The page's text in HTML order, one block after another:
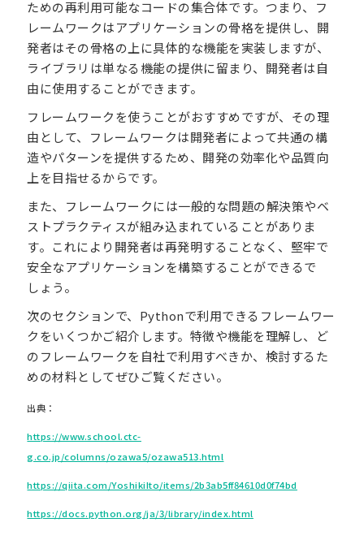
ための再利用可能なコードの集合体です。つまり、フ
レームワークはアプリケーションの骨格を提供し、開
発者はその骨格の上に具体的な機能を実装しますが、
ライブラリは単なる機能の提供に留まり、開発者は自
由に使用することができます。
フレームワークを使うことがおすすめですが、その理
由として、フレームワークは開発者によって共通の構
造やパターンを提供するため、開発の効率化や品質向
上を目指せるからです。
また、フレームワークには一般的な問題の解決策やベ
ストプラクティスが組み込まれていることがありま
す。これにより開発者は再発明することなく、堅牢で
安全なアプリケーションを構築することができるで
しょう。
次のセクションで、Pythonで利用できるフレームワー
クをいくつかご紹介します。特徴や機能を理解し、ど
のフレームワークを自社で利用すべきか、検討するた
めの材料としてぜひご覧ください。
出典：
https://www.school.ctc-
g.co.jp/columns/ozawa5/ozawa513.html
https://qiita.com/YoshikiIto/items/2b3ab5ff84610d0f74bd
https://docs.python.org/ja/3/library/index.html